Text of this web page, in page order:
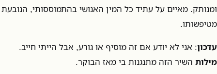
ומנותק. מאיים על עתיד כל המין האנושי בהתמוססותי, הנובעת
מטיפשותו.
עדכון: אני לא יודע אם זה מוסיף או גורע, אבל הייתי חייב.
מילות השיר הזה מתנגנות בי מאז הבוקר.